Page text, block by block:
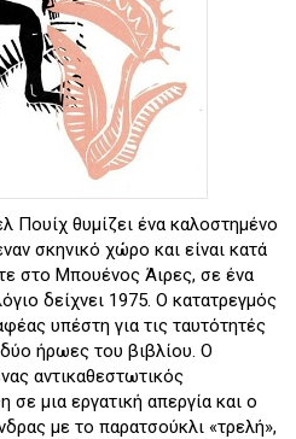
Πουίχ θυμίζει ένα καλοστημένο
σκηνικό χώρο και είναι κατά
στο Μπουένος Άιρες, σε ένα
δείχνει 1975. Ο κατατρεγμός
υπέστη για τις ταυτότητές
ήρωες του βιβλίου. Ο
αντικαθεστωτικός
μια εργατική απεργία και ο
με το παρατσούκλι «τρελή»,